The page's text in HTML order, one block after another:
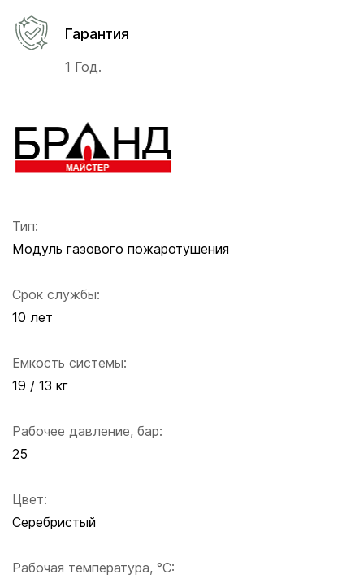
Тип:
Модуль газового пожаротушения
Срок службы:
10 лет
Емкость системы:
19 / 13 кг
Рабочее давление, бар:
25
Цвет:
Серебристый
Рабочая температура, °C:
Гарантия
1 Год.